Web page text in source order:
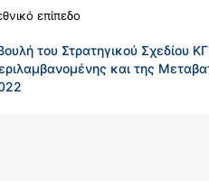
επίπεδο
του Στρατηγικού Σχεδίου
και της